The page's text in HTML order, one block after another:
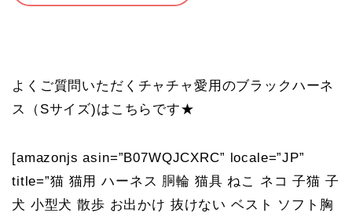
よくご質問いただくチャチャ愛用のブラックハーネ
ス（Sサイズ)はこちらです★
[amazonjs asin=”B07WQJCXRC” locale=”JP”
title=”猫 猫用 ハーネス 胴輪 猫具 ねこ ネコ 子猫 子
犬 小型犬 散歩 お出かけ 抜けない ベスト ソフト胸